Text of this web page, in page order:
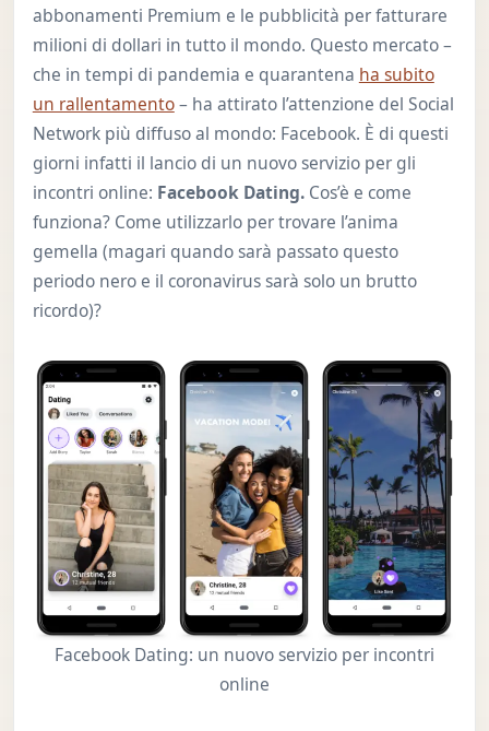
abbonamenti Premium e le pubblicità per fatturare
milioni di dollari in tutto il mondo. Questo mercato –
che in tempi di pandemia e quarantena ha subito
un rallentamento– ha attirato l’attenzione del Social
Network più diffuso al mondo: Facebook. È di questi
giorni infatti il lancio di un nuovo servizio per gli
incontri online: Facebook Dating.Cos’è e come
funziona? Come utilizzarlo per trovare l’anima
gemella (magari quando sarà passato questo
periodo nero e il coronavirus sarà solo un brutto
ricordo)?
Facebook Dating: un nuovo servizio per incontri
online